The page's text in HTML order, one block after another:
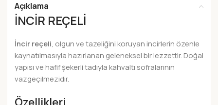
Açıklama
İNCİR REÇELİ
İncir reçeli, olgun ve tazeliğini koruyan incirlerin özenle
kaynatılmasıyla hazırlanan geleneksel bir lezzettir. Doğal
yapısı ve hafif şekerli tadıyla kahvaltı sofralarının
vazgeçilmezidir.
Özellikleri